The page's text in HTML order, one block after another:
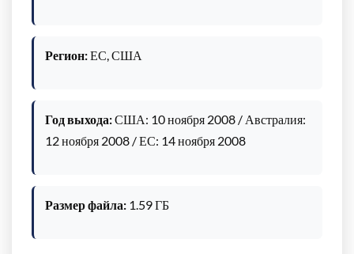
Регион:ЕС, США
Год выхода:США: 10 ноября 2008 / Австралия:
12 ноября 2008 / ЕС: 14 ноября 2008
Размер файла: 1.59 ГБ